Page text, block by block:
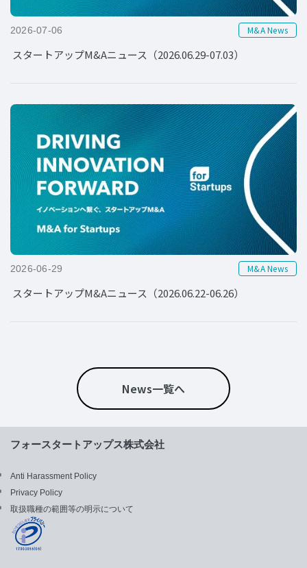
2026-07-06 M&A News
スタートアップM&Aニュース（2026.06.29-07.03）
2026-06-29 M&A News
スタートアップM&Aニュース（2026.06.22-06.26）
News一覧へ
フォースタートアップス株式会社
Anti Harassment Policy
Privacy Policy
取扱職種の範囲等の明示について